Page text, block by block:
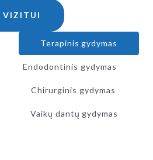
Terapinis gydymas
Endodontinis gydymas
Chirurginis gydymas
Vaikų dantų gydymas
VIZITUI